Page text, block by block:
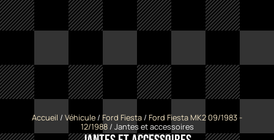
Accueil / Véhicule / Ford Fiesta / Ford Fiesta MK2 09/1983 -
12/1988/ Jantes et accessoires